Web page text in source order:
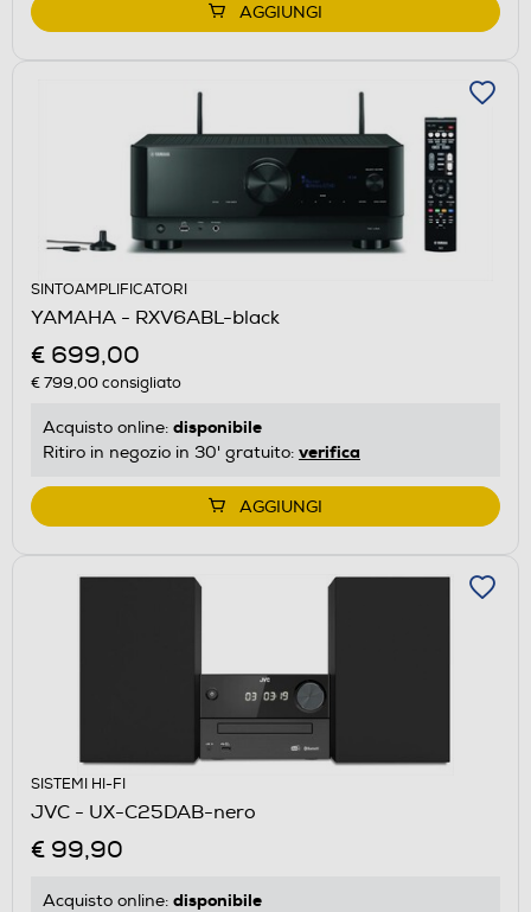
AGGIUNGI
SINTOAMPLIFICATORI
YAMAHA - RXV6ABL-black
€ 699,00
€ 799,00consigliato
Acquisto online: disponibile
Ritiro in negozio in 30' gratuito: verifica
AGGIUNGI
SISTEMI HI-FI
JVC - UX-C25DAB-nero
€ 99,90
Acquisto online: disponibile